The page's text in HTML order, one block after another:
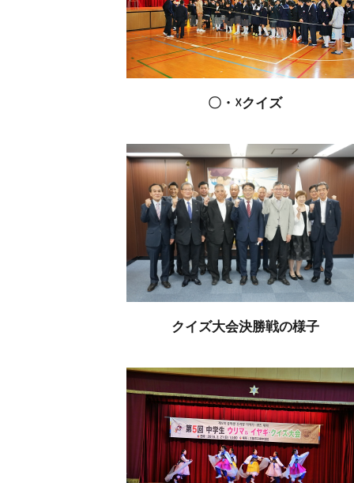
〇・☓クイズ
クイズ大会決勝戦の様子